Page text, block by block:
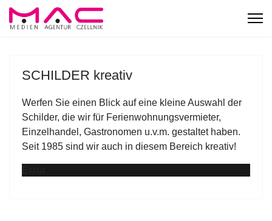
SCHILDER kreativ
Werfen Sie einen Blick auf eine kleine Auswahl der
Schilder, die wir für Ferienwohnungsvermieter,
Einzelhandel, Gastronomen u.v.m. gestaltet haben.
Seit 1985 sind wir auch in diesem Bereich kreativ!